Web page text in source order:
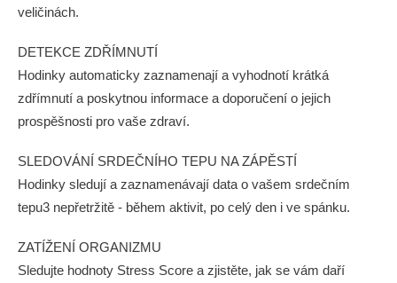
veličinách.
DETEKCE ZDŘÍMNUTÍ
Hodinky automaticky zaznamenají a vyhodnotí krátká
zdřímnutí a poskytnou informace a doporučení o jejich
prospěšnosti pro vaše zdraví.
SLEDOVÁNÍ SRDEČNÍHO TEPU NA ZÁPĚSTÍ
Hodinky sledují a zaznamenávají data o vašem srdečním
tepu3 nepřetržitě - během aktivit, po celý den i ve spánku.
ZATÍŽENÍ ORGANIZMU
Sledujte hodnoty Stress Score a zjistěte, jak se vám daří